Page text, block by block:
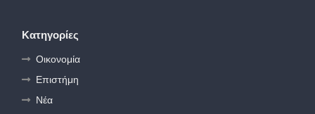
Κατηγορίες
Οικονομία
Επιστήμη
Νέα